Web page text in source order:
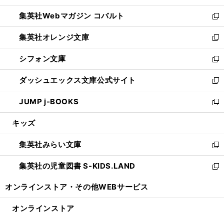
開
く
ウ
で
開
く
ン
ド
ウ
で
開
く
ウ
ィ
ン
ド
ウ
で
開
く
集英社Webマガジン コバルト
新
し
い
ウ
ィ
ン
ド
ウ
で
開
集英社オレンジ文庫
新
し
い
ウ
ィ
ン
ド
ウ
開
く
シフォン文庫
新
し
い
ウ
ィ
ン
ウ
で
開
く
ダッシュエックス文庫公式サイト
新
し
い
ウ
ン
ド
ウ
で
JUMP j-BOOKS
新
し
ウ
ィ
ン
ド
開
キッズ
集英社みらい文庫
新
し
い
ン
集英社の児童図書 S-KIDS.LAND
新
ウ
オンラインストア・ その他WEBサービス
オンラインストア